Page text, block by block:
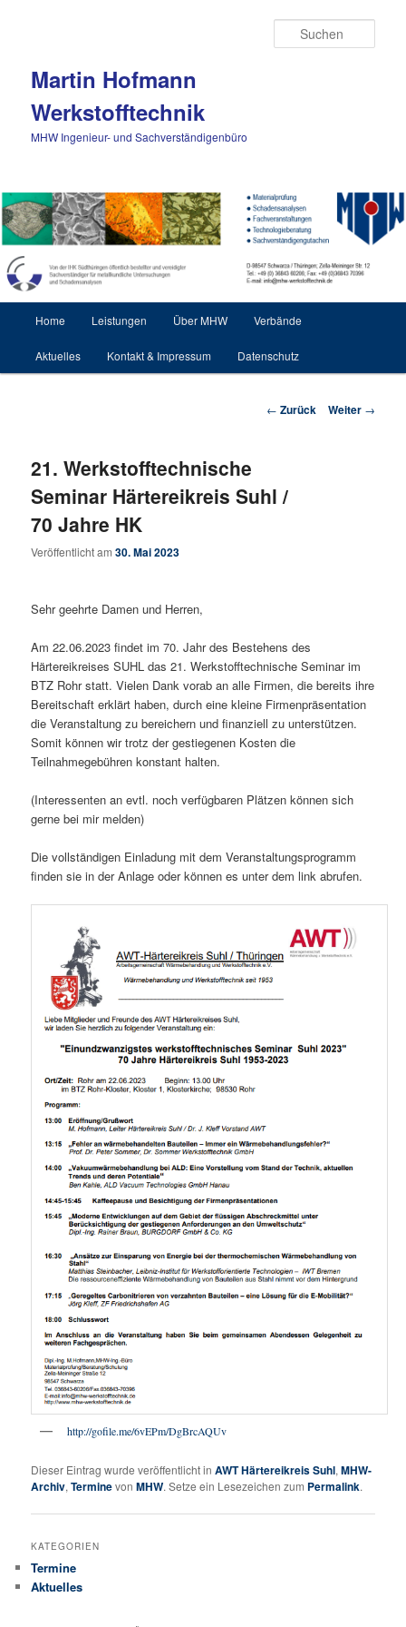
Martin Hofmann
Werkstofftechnik
MHW Ingenieur- und Sachverständigenbüro
Home Leistungen Über MHW Verbände
Aktuelles Kontakt & Impressum Datenschutz
Beitrags-Navigation
← Zurück Weiter →
21. Werkstofftechnische
Seminar Härtereikreis Suhl /
70 Jahre HK
Veröffentlicht am30. Mai 2023
Sehr geehrte Damen und Herren,
Am 22.06.2023 findet im 70. Jahr des Bestehens des
Härtereikreises SUHL das 21. Werkstofftechnische Seminar im
BTZ Rohr statt. Vielen Dank vorab an alle Firmen, die bereits ihre
Bereitschaft erklärt haben, durch eine kleine Firmenpräsentation
die Veranstaltung zu bereichern und finanziell zu unterstützen.
Somit können wir trotz der gestiegenen Kosten die
Teilnahmegebühren konstant halten.
(Interessenten an evtl. noch verfügbaren Plätzen können sich
gerne bei mir melden)
Die vollständigen Einladung mit dem Veranstaltungsprogramm
finden sie in der Anlage oder können es unter dem link abrufen.
http://gofile.me/6vEPm/DgBrcAQUv
Dieser Eintrag wurde veröffentlicht inAWT Härtereikreis Suhl,MHW-
Archiv,TerminevonMHW. Setze ein Lesezeichen zum Permalink.
KATEGORIEN
Termine
Aktuelles